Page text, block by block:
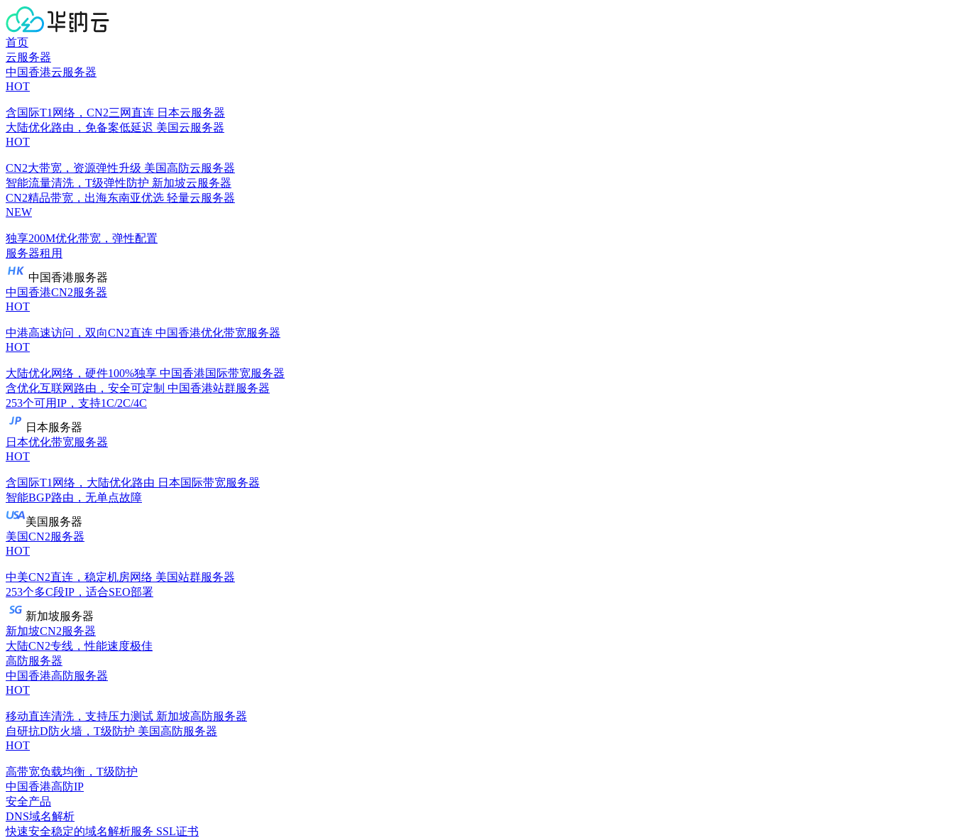
首页
云服务器
中国香港云服务器
HOT
含国际T1网络，CN2三网直连 日本云服务器
大陆优化路由，免备案低延迟 美国云服务器
HOT
CN2大带宽，资源弹性升级 美国高防云服务器
智能流量清洗，T级弹性防护 新加坡云服务器
CN2精品带宽，出海东南亚优选 轻量云服务器
NEW
独享200M优化带宽，弹性配置
服务器租用
中国香港服务器
中国香港CN2服务器
HOT
中港高速访问，双向CN2直连 中国香港优化带宽服务器
HOT
大陆优化网络，硬件100%独享 中国香港国际带宽服务器
含优化互联网路由，安全可定制 中国香港站群服务器
253个可用IP，支持1C/2C/4C
日本服务器
日本优化带宽服务器
HOT
含国际T1网络，大陆优化路由 日本国际带宽服务器
智能BGP路由，无单点故障
美国服务器
美国CN2服务器
HOT
中美CN2直连，稳定机房网络 美国站群服务器
253个多C段IP，适合SEO部署
新加坡服务器
新加坡CN2服务器
大陆CN2专线，性能速度极佳
高防服务器
中国香港高防服务器
HOT
移动直连清洗，支持压力测试 新加坡高防服务器
自研抗D防火墙，T级防护 美国高防服务器
HOT
高带宽负载均衡，T级防护
中国香港高防IP
安全产品
DNS域名解析
快速安全稳定的域名解析服务 SSL证书